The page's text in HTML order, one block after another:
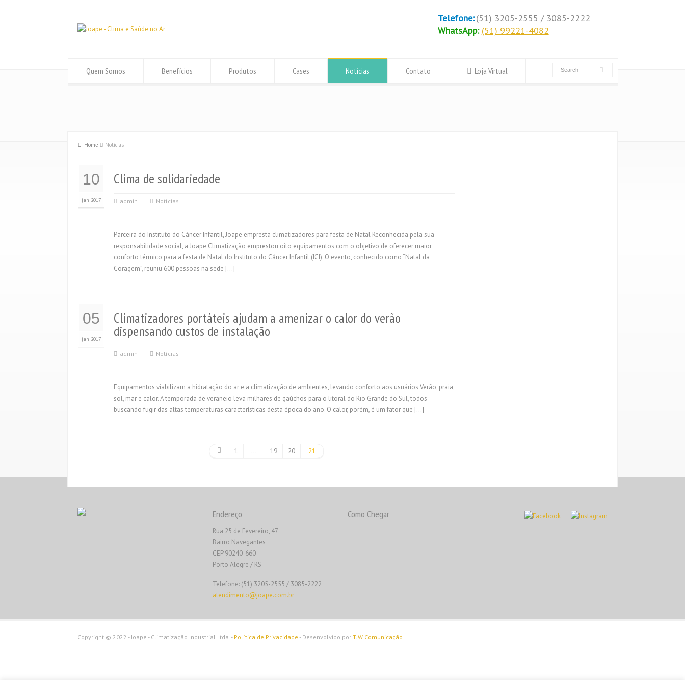
Telefone:(51) 3205-2555 / 3085-2222
WhatsApp: (51) 99221-4082
Quem Somos Benefícios Produtos Cases Notícias Contato Loja Virtual
Home Notícias
10
jan 2017
Clima de solidariedade
admin Notícias
Parceira do Instituto do Câncer Infantil, Joape empresta climatizadores para festa de Natal Reconhecida pela sua
responsabilidade social, a Joape Climatização emprestou oito equipamentos com o objetivo de oferecer maior
conforto térmico para a festa de Natal do Instituto do Câncer Infantil (ICI). O evento, conhecido como “Natal da
Coragem”, reuniu 600 pessoas na sede […]
05
jan 2017
Climatizadores portáteis ajudam a amenizar o calor do verão
dispensando custos de instalação
admin Notícias
Equipamentos viabilizam a hidratação do ar e a climatização de ambientes, levando conforto aos usuários Verão, praia,
sol, mar e calor. A temporada de veraneio leva milhares de gaúchos para o litoral do Rio Grande do Sul, todos
buscando fugir das altas temperaturas características desta época do ano. O calor, porém, é um fator que […]
1 … 19 20 21
Endereço
Rua 25 de Fevereiro, 47
Bairro Navegantes
CEP 90240-660
Porto Alegre / RS
Telefone: (51) 3205-2555 / 3085-2222
atendimento@joape.com.br
Como Chegar
Copyright © 2022 - Joape - Climatização Industrial Ltda. - Política de Privacidade - Desenvolvido por TJW Comunicação